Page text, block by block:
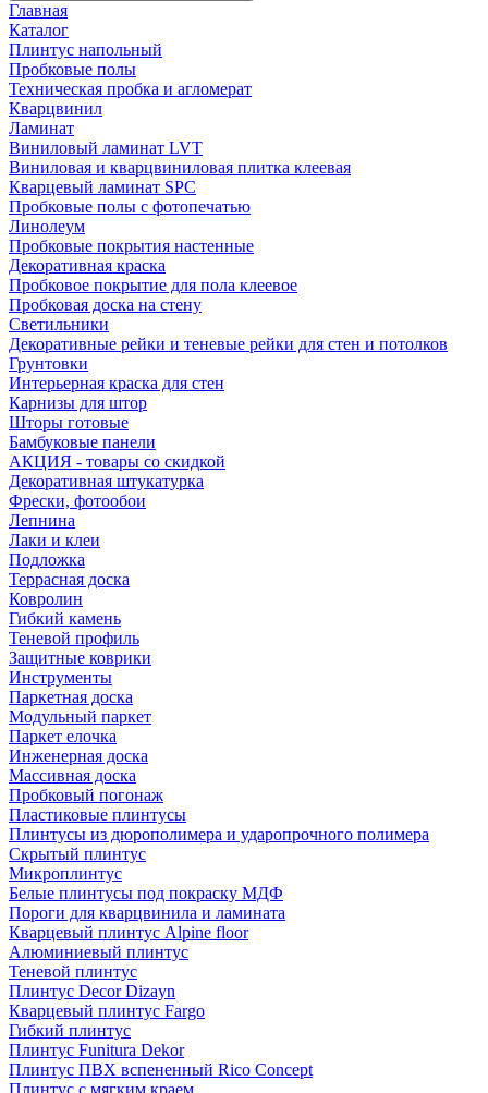
Главная
Каталог
Плинтус напольный
Пробковые полы
Техническая пробка и агломерат
Кварцвинил
Ламинат
Виниловый ламинат LVT
Виниловая и кварцвиниловая плитка клеевая
Кварцевый ламинат SPC
Пробковые полы с фотопечатью
Линолеум
Пробковые покрытия настенные
Декоративная краска
Пробковое покрытие для пола клеевое
Пробковая доска на стену
Светильники
Декоративные рейки и теневые рейки для стен и потолков
Грунтовки
Интерьерная краска для стен
Карнизы для штор
Шторы готовые
Бамбуковые панели
АКЦИЯ - товары со скидкой
Декоративная штукатурка
Фрески, фотообои
Лепнина
Лаки и клеи
Подложка
Террасная доска
Ковролин
Гибкий камень
Теневой профиль
Защитные коврики
Инструменты
Паркетная доска
Модульный паркет
Паркет елочка
Инженерная доска
Массивная доска
Пробковый погонаж
Пластиковые плинтусы
Плинтусы из дюрополимера и ударопрочного полимера
Скрытый плинтус
Микроплинтус
Белые плинтусы под покраску МДФ
Пороги для кварцвинила и ламината
Кварцевый плинтус Alpine floor
Алюминиевый плинтус
Теневой плинтус
Плинтус Decor Dizayn
Кварцевый плинтус Fargo
Гибкий плинтус
Плинтус Funitura Dekor
Плинтус ПВХ вспененный Rico Concept
Плинтус с мягким краем